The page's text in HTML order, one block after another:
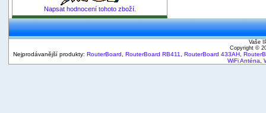
Napsat hodnocení tohoto zboží.
Vaše
Copyright ©
Nejprodávanější produkty: RouterBoard RouterBoard RB411 RouterBoard 433AH
WiFi Anténa